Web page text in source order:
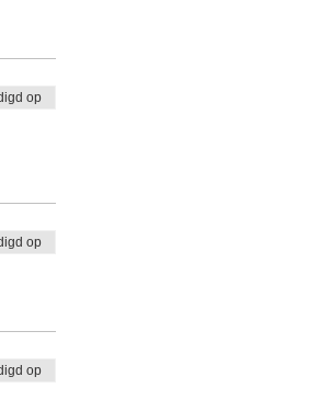
op
op
op